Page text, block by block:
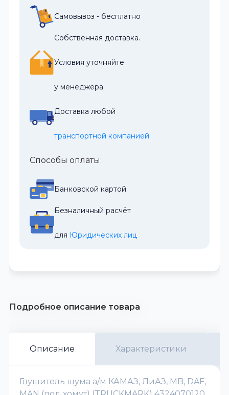
Самовывоз - бесплатно
Собственная доставка.
Условия уточняйте
у менеджера.
Доставка любой
транспортной компанией
Способы оплаты:
Банковской картой
Безналичный расчёт
для Юридических лиц
Подробное описание товара
Описание Характеристики
Глушитель шума а/м КАМАЗ, ЛиАЗ, MB, DAF,